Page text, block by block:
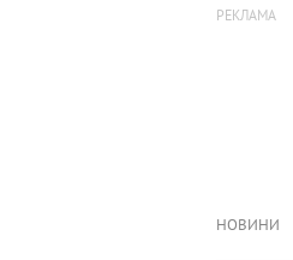
НОВИНИ